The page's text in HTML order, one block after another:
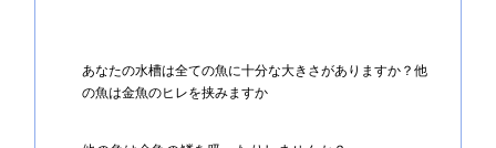
あなたの水槽は全ての魚に十分な大きさがありますか？他
の魚は金魚のヒレを挟みますか